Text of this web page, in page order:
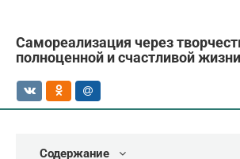
Самореализация через
полноценной и счастливой жизни
Содержание